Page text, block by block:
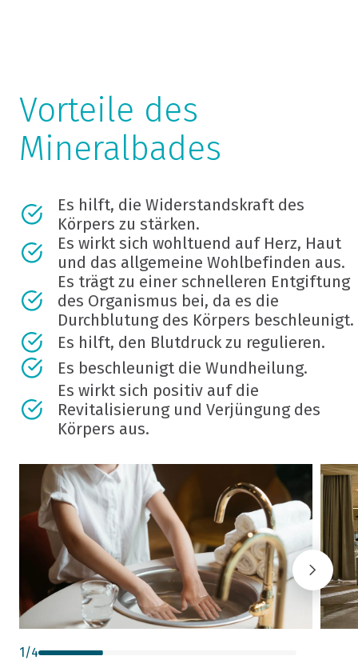
Vorteile des
Mineralbades
Es hilft, die Widerstandskraft des
Körpers zu stärken.
Es wirkt sich wohltuend auf Herz, Haut
und das allgemeine Wohlbefinden aus.
Es trägt zu einer schnelleren Entgiftung
des Organismus bei, da es die
Durchblutung des Körpers beschleunigt.
Es hilft, den Blutdruck zu regulieren.
Es beschleunigt die Wundheilung.
Es wirkt sich positiv auf die
Revitalisierung und Verjüngung des
Körpers aus.
1/4